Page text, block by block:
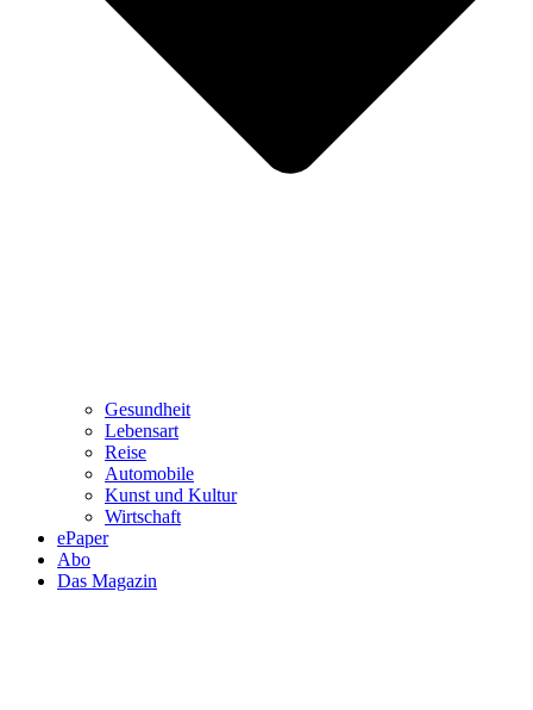
Gesundheit
Lebensart
Reise
Automobile
Kunst und Kultur
Wirtschaft
ePaper
Abo
Das Magazin